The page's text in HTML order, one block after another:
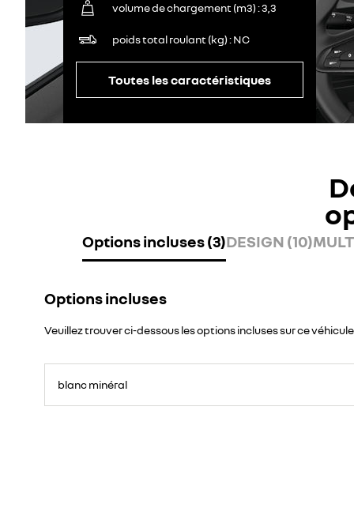
volume de chargement (m3) 3,3
poids total roulant (kg) NC
Toutes les caractéristiques
Options incluses (3)DESIGN (10)
Options incluses
Veuillez trouver ci-dessous les options incluses sur ce véhicule
blanc minéral